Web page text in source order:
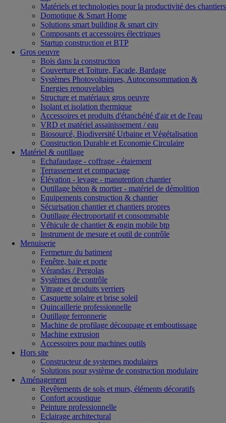
Matériels et technologies pour la productivité des chantiers
Domotique & Smart Home
Solutions smart building & smart city
Composants et accessoires électriques
Startup construction et BTP
Gros oeuvre
Bois dans la construction
Couverture et Toiture, Façade, Bardage
Systèmes Photovoltaiques, Autoconsommation &
Energies renouvelables
Structure et matériaux gros oeuvre
Isolant et isolation thermique
Accessoires et produits d'étanchéité d'air et de l'eau
VRD et matériel assainissement / eau
Biosourcé, Biodiversité Urbaine et Végétalisation
Construction Durable et Economie Circulaire
Matériel & outillage
Echafaudage - coffrage - étaiement
Terrassement et compactage
Élévation - levage - manutention chantier
Outillage béton & mortier - matériel de démolition
Equipements construction & chantier
Sécurisation chantier et chantiers propres
Outillage électroportatif et consommable
Véhicule de chantier & engin mobile btp
Instrument de mesure et outil de contrôle
Menuiserie
Fermeture du batiment
Fenêtre, baie et porte
Vérandas / Pergolas
Systèmes de contrôle
Vitrage et produits verriers
Casquette solaire et brise soleil
Quincaillerie professionnelle
Outillage ferronnerie
Machine de profilage découpage et emboutissage
Machine extrusion
Accessoires pour machines outils
Hors site
Constructeur de systemes modulaires
Solutions pour système de construction modulaire
Aménagement
Revêtements de sols et murs, éléments décoratifs
Confort acoustique
Peinture professionnelle
Eclairage architectural